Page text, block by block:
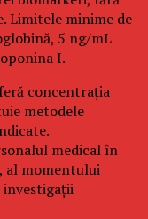
Limitele minime de
5 ng/mL
I.
concentrația
metodele
medical în
al momentului